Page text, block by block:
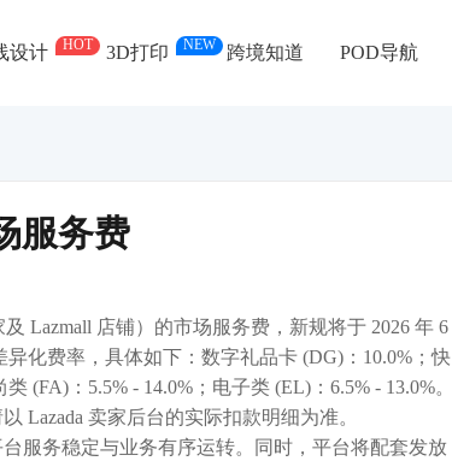
设计 HOT 3D打印 NEW 跨境知道 POD导航
服务费
Lazmall 店铺）的市场服务费，新规将于 2026 年 6
化费率，具体如下：数字礼品卡 (DG)：10.0%；快
(FA)：5.5% - 14.0%；电子类 (EL)：6.5% - 13.0%。
Lazada 卖家后台的实际扣款明细为准。
服务稳定与业务有序运转。同时，平台将配套发放